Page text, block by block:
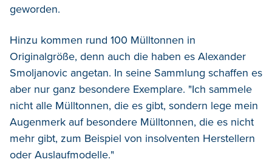
geworden.
Hinzu kommen rund 100 Mülltonnen in
Originalgröße, denn auch die haben es Alexander
Smoljanovic angetan. In seine Sammlung schaffen es
aber nur ganz besondere Exemplare. "Ich sammele
nicht alle Mülltonnen, die es gibt, sondern lege mein
Augenmerk auf besondere Mülltonnen, die es nicht
mehr gibt, zum Beispiel von insolventen Herstellern
oder Auslaufmodelle."